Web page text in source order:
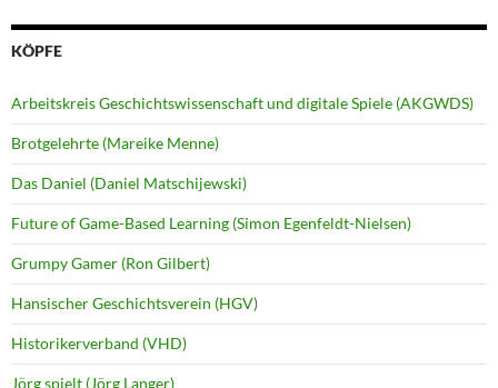
KÖPFE
Arbeitskreis Geschichtswissenschaft und digitale Spiele (AKGWDS)
Brotgelehrte (Mareike Menne)
Das Daniel (Daniel Matschijewski)
Future of Game-Based Learning (Simon Egenfeldt-Nielsen)
Grumpy Gamer (Ron Gilbert)
Hansischer Geschichtsverein (HGV)
Historikerverband (VHD)
Jörg spielt (Jörg Langer)